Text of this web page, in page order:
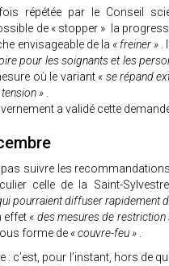
répétée par le Conseil
de « stopper » la
envisageable de la « freiner »
pour les soignants et les
où le variant « se répand
»
a validé cette
pas suivre les
celle de la Saint-
pourraient diffuser rapidement
effet « des mesures de restriction
forme de « couvre-feu »
: c’est, pour l’instant, hors de